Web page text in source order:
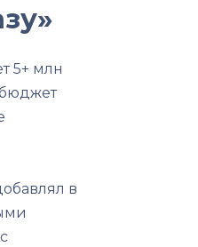
5+ млн
бюджет
в